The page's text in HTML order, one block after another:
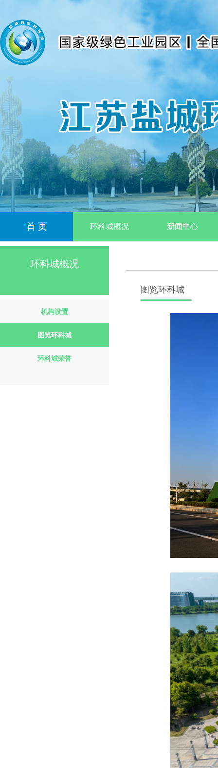
首 页 环科城概况 新闻中心
环科城概况
机构设置
图览环科城
环科城荣誉
图览环科城